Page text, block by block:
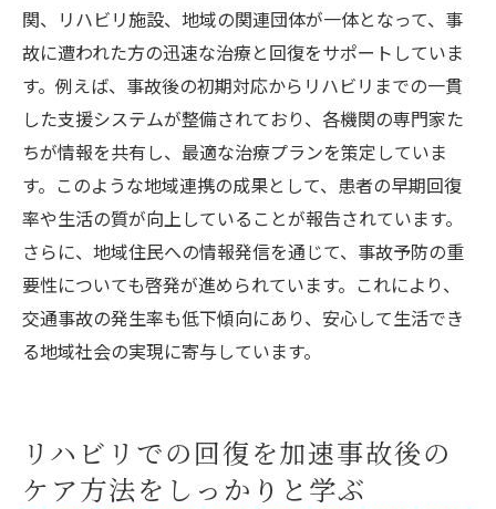
関、リハビリ施設、地域の関連団体が一体となって、事
故に遭われた方の迅速な治療と回復をサポートしていま
す。例えば、事故後の初期対応からリハビリまでの一貫
した支援システムが整備されており、各機関の専門家た
ちが情報を共有し、最適な治療プランを策定していま
す。このような地域連携の成果として、患者の早期回復
率や生活の質が向上していることが報告されています。
さらに、地域住民への情報発信を通じて、事故予防の重
要性についても啓発が進められています。これにより、
交通事故の発生率も低下傾向にあり、安心して生活でき
る地域社会の実現に寄与しています。
リハビリでの回復を加速事故後の
ケア方法をしっかりと学ぶ